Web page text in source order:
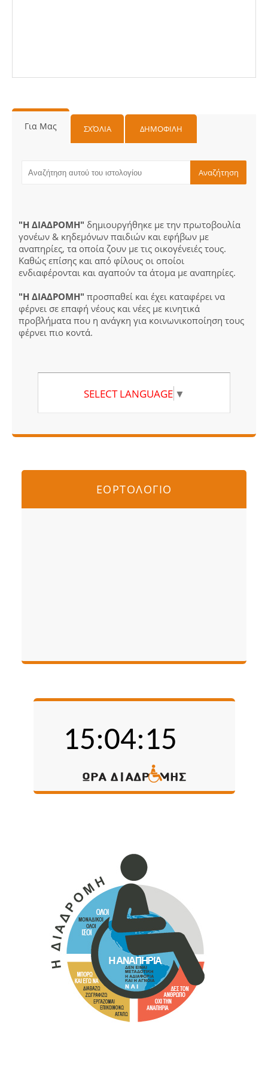
Για Μας ΣΧΌΛΙΑ ΔΗΜΟΦΙΛΗ
"Η ΔΙΑΔΡΟΜΗ" δημιουργήθηκε με την πρωτοβουλία
γονέων & κηδεμόνων παιδιών και εφήβων με
αναπηρίες, τα οποία ζουν με τις οικογένειές τους.
Καθώς επίσης και από φίλους οι οποίοι
ενδιαφέρονται και αγαπούν τα άτομα με αναπηρίες.
"Η ΔΙΑΔΡΟΜΗ" προσπαθεί και έχει καταφέρει να
φέρνει σε επαφή νέους και νέες με κινητικά
προβλήματα που η ανάγκη για κοινωνικοποίηση τους
φέρνει πιο κοντά.
SELECT LANGUAGE ▼
ΕΟΡΤΟΛΟΓΙΟ